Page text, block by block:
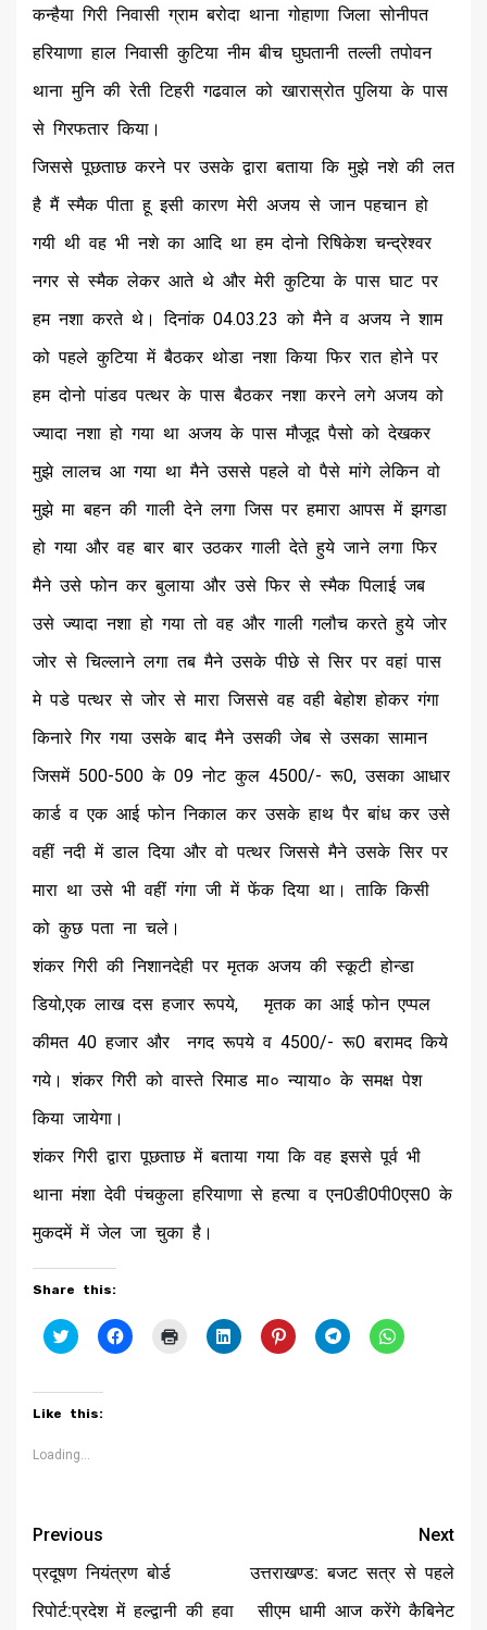
कन्हैया गिरी निवासी ग्राम बरोदा थाना गोहाणा जिला सोनीपत
हरियाणा हाल निवासी कुटिया नीम बीच घुघतानी तल्ली तपोवन
थाना मुनि की रेती टिहरी गढवाल को खारास्रोत पुलिया के पास
से गिरफतार किया।
जिससे पूछताछ करने पर उसके द्वारा बताया कि मुझे नशे की लत
है मैं स्मैक पीता हू इसी कारण मेरी अजय से जान पहचान हो
गयी थी वह भी नशे का आदि था हम दोनो रिषिकेश चन्द्रेश्वर
नगर से स्मैक लेकर आते थे और मेरी कुटिया के पास घाट पर
हम नशा करते थे। दिनांक 04.03.23 को मैने व अजय ने शाम
को पहले कुटिया में बैठकर थोडा नशा किया फिर रात होने पर
हम दोनो पांडव पत्थर के पास बैठकर नशा करने लगे अजय को
ज्यादा नशा हो गया था अजय के पास मौजूद पैसो को देखकर
मुझे लालच आ गया था मैने उससे पहले वो पैसे मांगे लेकिन वो
मुझे मा बहन की गाली देने लगा जिस पर हमारा आपस में झगडा
हो गया और वह बार बार उठकर गाली देते हुये जाने लगा फिर
मैने उसे फोन कर बुलाया और उसे फिर से स्मैक पिलाई जब
उसे ज्यादा नशा हो गया तो वह और गाली गलौच करते हुये जोर
जोर से चिल्लाने लगा तब मैने उसके पीछे से सिर पर वहां पास
मे पडे पत्थर से जोर से मारा जिससे वह वही बेहोश होकर गंगा
किनारे गिर गया उसके बाद मैने उसकी जेब से उसका सामान
जिसमें 500-500 के 09 नोट कुल 4500/- रू0, उसका आधार
कार्ड व एक आई फोन निकाल कर उसके हाथ पैर बांध कर उसे
वहीं नदी में डाल दिया और वो पत्थर जिससे मैने उसके सिर पर
मारा था उसे भी वहीं गंगा जी में फेंक दिया था। ताकि किसी
को कुछ पता ना चले।
शंकर गिरी की निशानदेही पर मृतक अजय की स्कूटी होन्डा
डियो,एक लाख दस हजार रूपये, मृतक का आई फोन एप्पल
कीमत 40 हजार और नगद रूपये व 4500/- रू0 बरामद किये
गये। शंकर गिरी को वास्ते रिमाड मा० न्याया० के समक्ष पेश
किया जायेगा।
शंकर गिरी द्वारा पूछताछ में बताया गया कि वह इससे पूर्व भी
थाना मंशा देवी पंचकुला हरियाणा से हत्या व एन0डी0पी0एस0 के
मुकदमें में जेल जा चुका है।
Share this:
Click
to
Twitter
in
Click
to
Click Click
to
Click
to
Click
to
Click
to
Like this:
Loading...
Continue
Reading
Previous
प्रदूषण नियंत्रण बोर्ड
रिपोर्ट:प्रदेश में हल्द्वानी की हवा
Next
उत्तराखण्ड: बजट सत्र से पहले
सीएम धामी आज करेंगे कैबिनेट